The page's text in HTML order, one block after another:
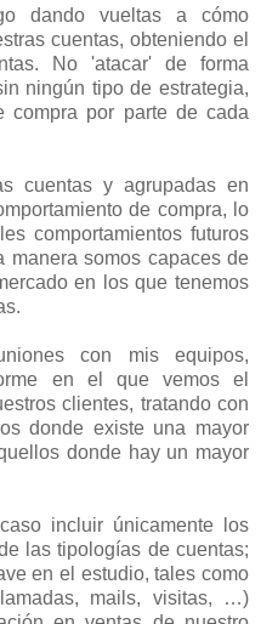
dando vueltas a cómo
cuentas, obteniendo el
No 'atacar' de forma
ningún tipo de estrategia,
compra por parte de cada
cuentas y agrupadas en
de compra, lo
comportamientos futuros
manera somos capaces de
en los que tenemos
con mis equipos,
en el que vemos el
clientes, tratando con
donde existe una mayor
donde hay un mayor
incluir únicamente los
las tipologías de cuentas;
en el estudio, tales como
mails, visitas, …)